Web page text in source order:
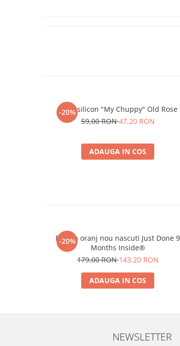
-20%
Cana silicon "My Chuppy" Old Rose
59,00 RON47,20 RON
ADAUGA IN COS
-20%
Pijama oranj nou nascuti Just Done 9
Months Inside®
179,00 RON143,20 RON
ADAUGA IN COS
NEWSLETTER